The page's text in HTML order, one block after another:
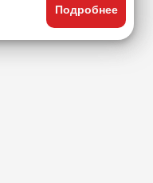
Подробнее